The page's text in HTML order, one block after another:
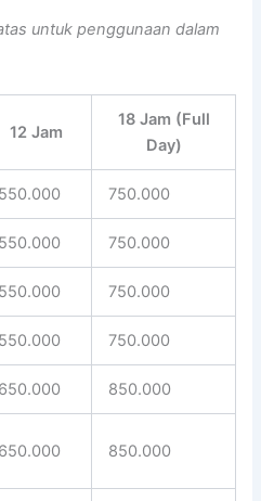
untuk penggunaan dalam
12 Jam
18 Jam (Full
Day)
550.000 750.000
550.000 750.000
550.000 750.000
550.000 750.000
650.000 850.000
650.000 850.000